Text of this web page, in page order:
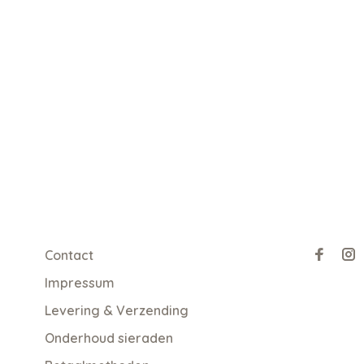
Contact
Impressum
Levering & Verzending
Onderhoud sieraden